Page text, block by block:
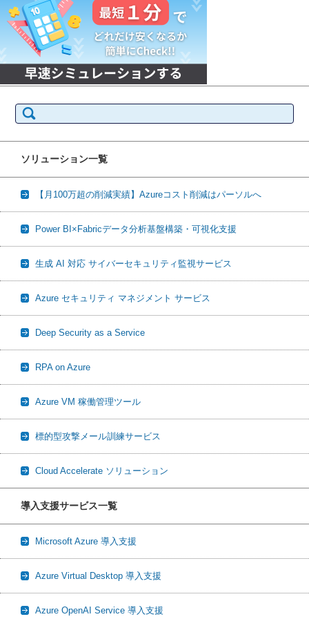
索:
ソリューション一覧
【月100万超の削減実績】Azureコスト削減はパーソルへ
Power BI×Fabricデータ分析基盤構築・可視化支援
生成 AI 対応 サイバーセキュリティ監視サービス
Azure セキュリティ マネジメント サービス
Deep Security as a Service
RPA on Azure
Azure VM 稼働管理ツール
標的型攻撃メール訓練サービス
Cloud Accelerate ソリューション
導入支援サービス一覧
Microsoft Azure 導入支援
Azure Virtual Desktop 導入支援
Azure OpenAI Service 導入支援